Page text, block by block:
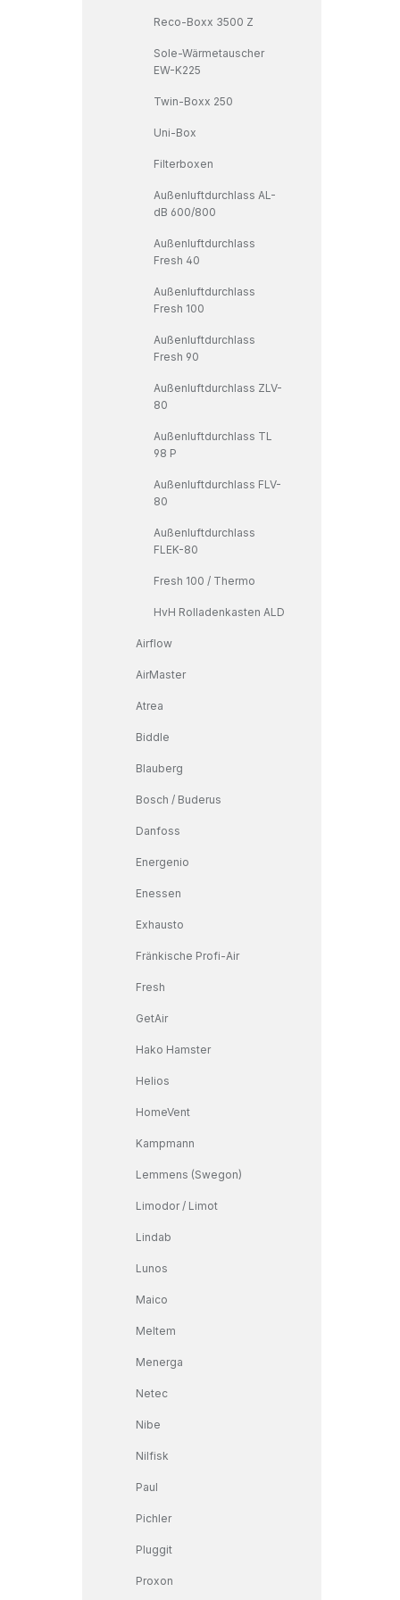
Reco-Boxx 3500 Z
Sole-Wärmetauscher
EW-K225
Twin-Boxx 250
Uni-Box
Filterboxen
Außenluftdurchlass AL-
dB 600/800
Außenluftdurchlass
Fresh 40
Außenluftdurchlass
Fresh 100
Außenluftdurchlass
Fresh 90
Außenluftdurchlass ZLV-
80
Außenluftdurchlass TL
98 P
Außenluftdurchlass FLV-
80
Außenluftdurchlass
FLEK-80
Fresh 100 / Thermo
HvH Rolladenkasten ALD
Airflow
AirMaster
Atrea
Biddle
Blauberg
Bosch / Buderus
Danfoss
Energenio
Enessen
Exhausto
Fränkische Profi-Air
Fresh
GetAir
Hako Hamster
Helios
HomeVent
Kampmann
Lemmens (Swegon)
Limodor / Limot
Lindab
Lunos
Maico
Meltem
Menerga
Netec
Nibe
Nilfisk
Paul
Pichler
Pluggit
Proxon